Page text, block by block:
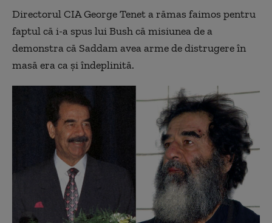
Directorul CIA George Tenet a rămas faimos pentru
faptul că i-a spus lui Bush că misiunea de a
demonstra că Saddam avea arme de distrugere în
masă era ca și îndeplinită.